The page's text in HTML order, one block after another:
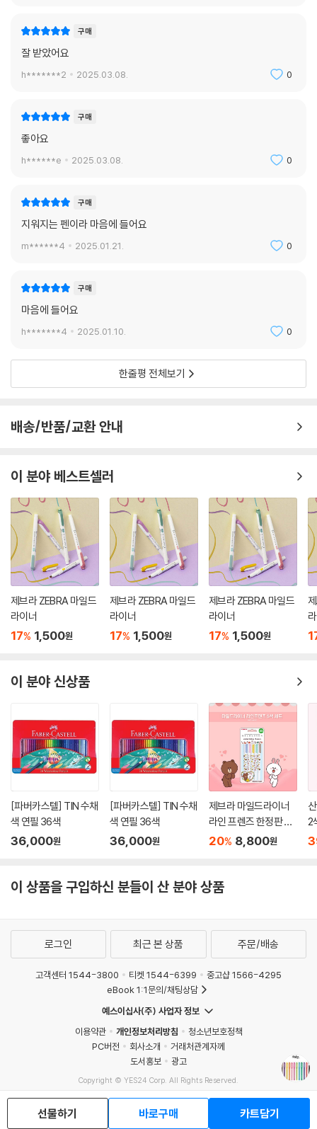
구매
잘 받았어요
h*******2 2025.03.08. 0
구매
좋아요
h******e 2025.03.08. 0
구매
지워지는 펜이라 마음에 들어요
m******4 2025.01.21. 0
구매
마음에 들어요
h*******4 2025.01.10. 0
한줄평 전체보기
배송/반품/교환 안내
이 분야 베스트셀러
제브라 ZEBRA 마일드
라이너
17% 1,500원
제브라 ZEBRA 마일드
라이너
17% 1,500원
제브라 ZEBRA 마일드
라이너
17% 1,500원
이 분야 신상품
[파버카스텔] TIN 수채
색 연필 36색
36,000원
[파버카스텔] TIN 수채
색 연필 36색
36,000원
제브라 마일드라이너
라인 프렌즈 한정판 5
색세트
20% 8,800원
2
이 상품을 구입하신 분들이 산 분야 상품
선물하기 바로구매 카트담기
로그인 최근 본 상품 주문/배송
고객센터 1544-3800 티켓 1544-6399
중고샵 1566-4295
eBook 1:1문의/채팅상담
예스이십사(주) 사업자 정보
이용약관
개인정보처리방침
청소년보호정책
PC버전
회사소개
거래처관계자께
도서홍보
광고
Copyright © YES24 Corp. All Rights Reserved.